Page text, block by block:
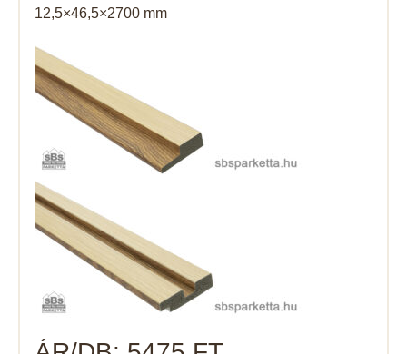
12,5×46,5×2700 mm